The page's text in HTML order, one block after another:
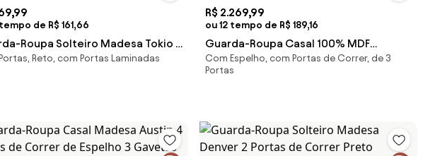
de R$ 161,66
Roupa Solteiro Madesa Tokio 2
de Correr 2 Gavetas Branco
Reto, com Portas Laminadas
R$ 2.269,99
ou 12 tempo de R$ 189,16
Guarda-Roupa Casal 100% MDF
Madesa Royale 3 Portas de Correr com
Espelho Preto Cor:Preto
Com Espelho, com Portas de Correr, de 3
Portas